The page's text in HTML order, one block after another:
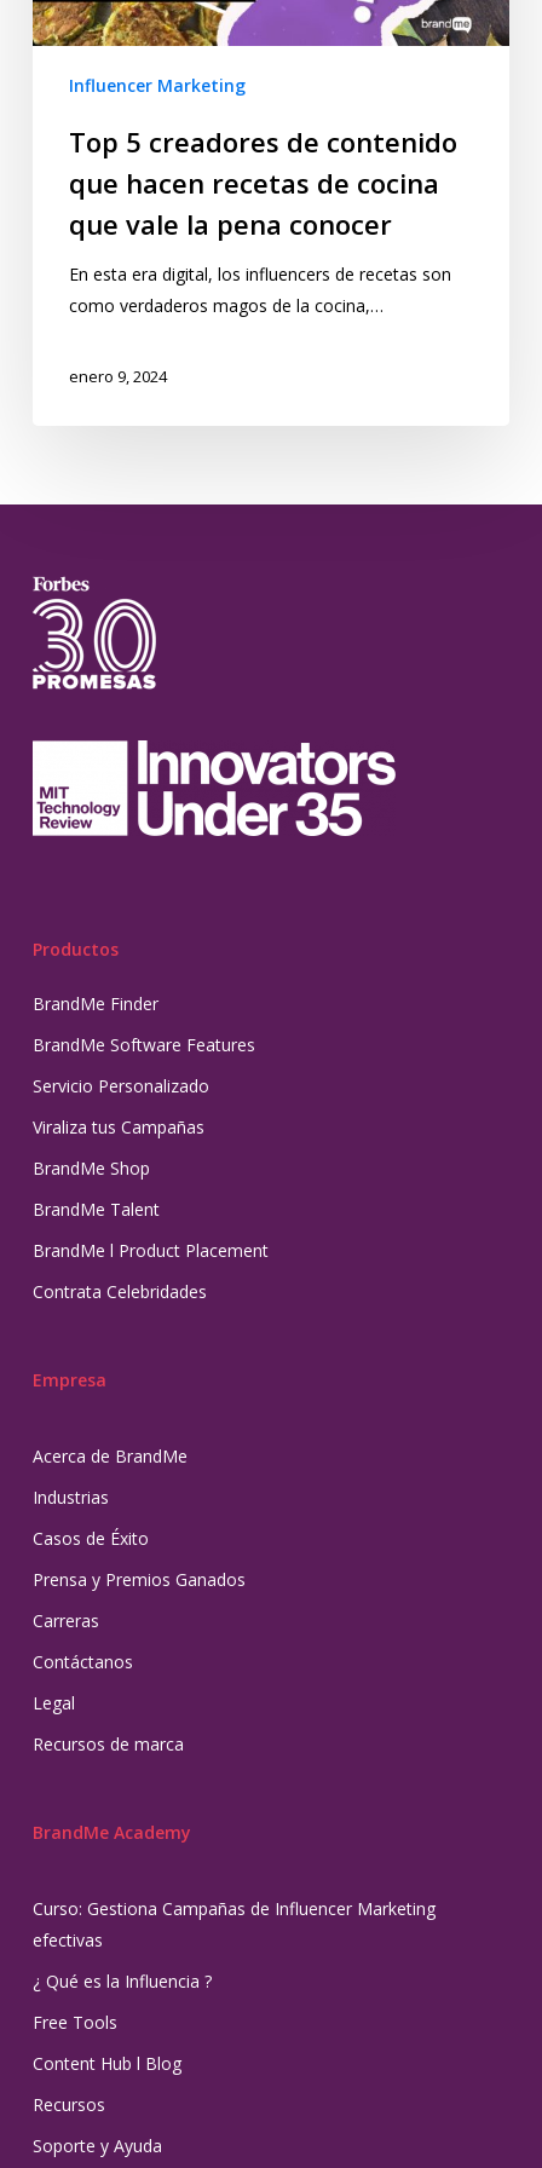
Influencer Marketing
Top 5 creadores de contenido
que hacen recetas de cocina
que vale la pena conocer
En esta era digital, los influencers de recetas son
como verdaderos magos de la cocina,…
enero 9, 2024
Productos
BrandMe Finder
BrandMe Software Features
Servicio Personalizado
Viraliza tus Campañas
BrandMe Shop
BrandMe Talent
BrandMe l Product Placement
Contrata Celebridades
Empresa
Acerca de BrandMe
Industrias
Casos de Éxito
Prensa y Premios Ganados
Carreras
Contáctanos
Legal
Recursos de marca
BrandMe Academy
Curso: Gestiona Campañas de Influencer Marketing
efectivas
¿ Qué es la Influencia ?
Free Tools
Content Hub l Blog
Recursos
Soporte y Ayuda